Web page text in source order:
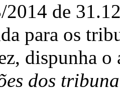
de
para os
dispunha o
dos